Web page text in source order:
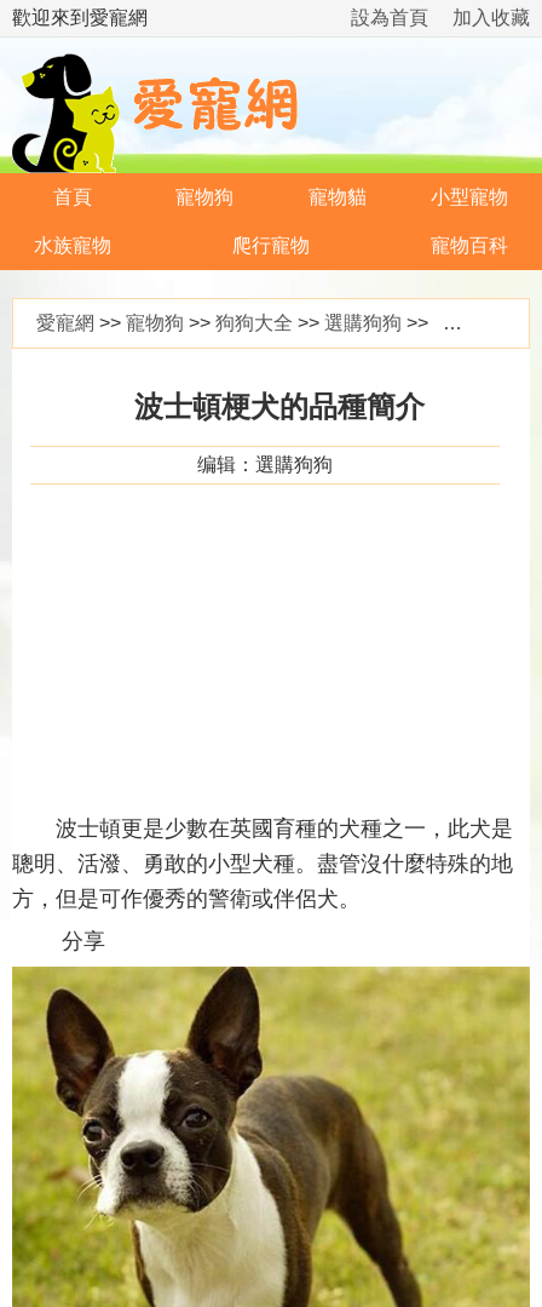
歡迎來到愛寵網 加入收藏
設為首頁
首頁 寵物狗 寵物貓 小型寵物
水族寵物 爬行寵物 寵物百科
愛寵網 >> 寵物狗 >> 狗狗大全 >> 選購狗狗 >> 波士頓梗犬的品種簡介
波士頓梗犬的品種簡介
编辑：選購狗狗
波士頓更是少數在英國育種的犬種之一，此犬是
聰明、活潑、勇敢的小型犬種。盡管沒什麼特殊的地
方，但是可作優秀的警衛或伴侶犬。
分享